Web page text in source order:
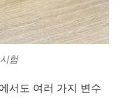
험
서도 여러 가지 변수